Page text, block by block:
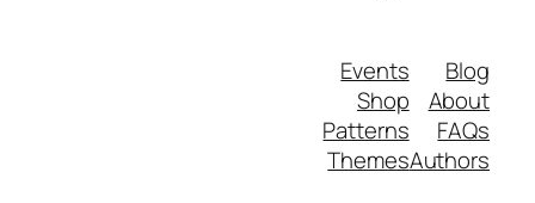
Blog
About
FAQs
Authors
Events
Shop
Patterns
Themes